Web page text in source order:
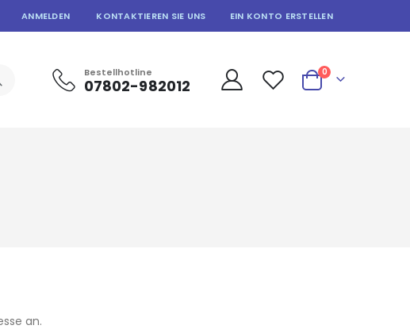
ANMELDEN KONTAKTIEREN SIE UNS EIN KONTO ERSTELLEN
Bestellhotline
07802-982012 Warenkorb
0Artikel
an.